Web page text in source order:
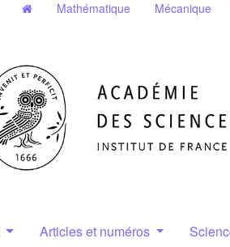
Mathématique Mécanique
Articles et numéros